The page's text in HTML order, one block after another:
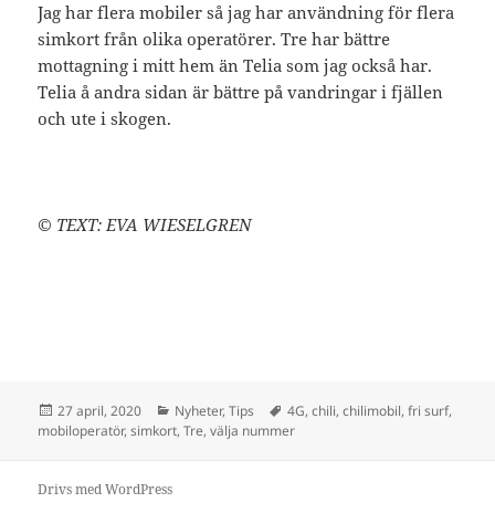
Jag har flera mobiler så jag har användning för flera
simkort från olika operatörer. Tre har bättre
mottagning i mitt hem än Telia som jag också har.
Telia å andra sidan är bättre på vandringar i fjällen
och ute i skogen.
© TEXT: EVA WIESELGREN
Postat
27 april, 2020 Kategorier
Nyheter,Tips Taggar
4G,chili,chilimobil,fri surf,
mobiloperatör,simkort,Tre,välja nummer
Drivs med WordPress